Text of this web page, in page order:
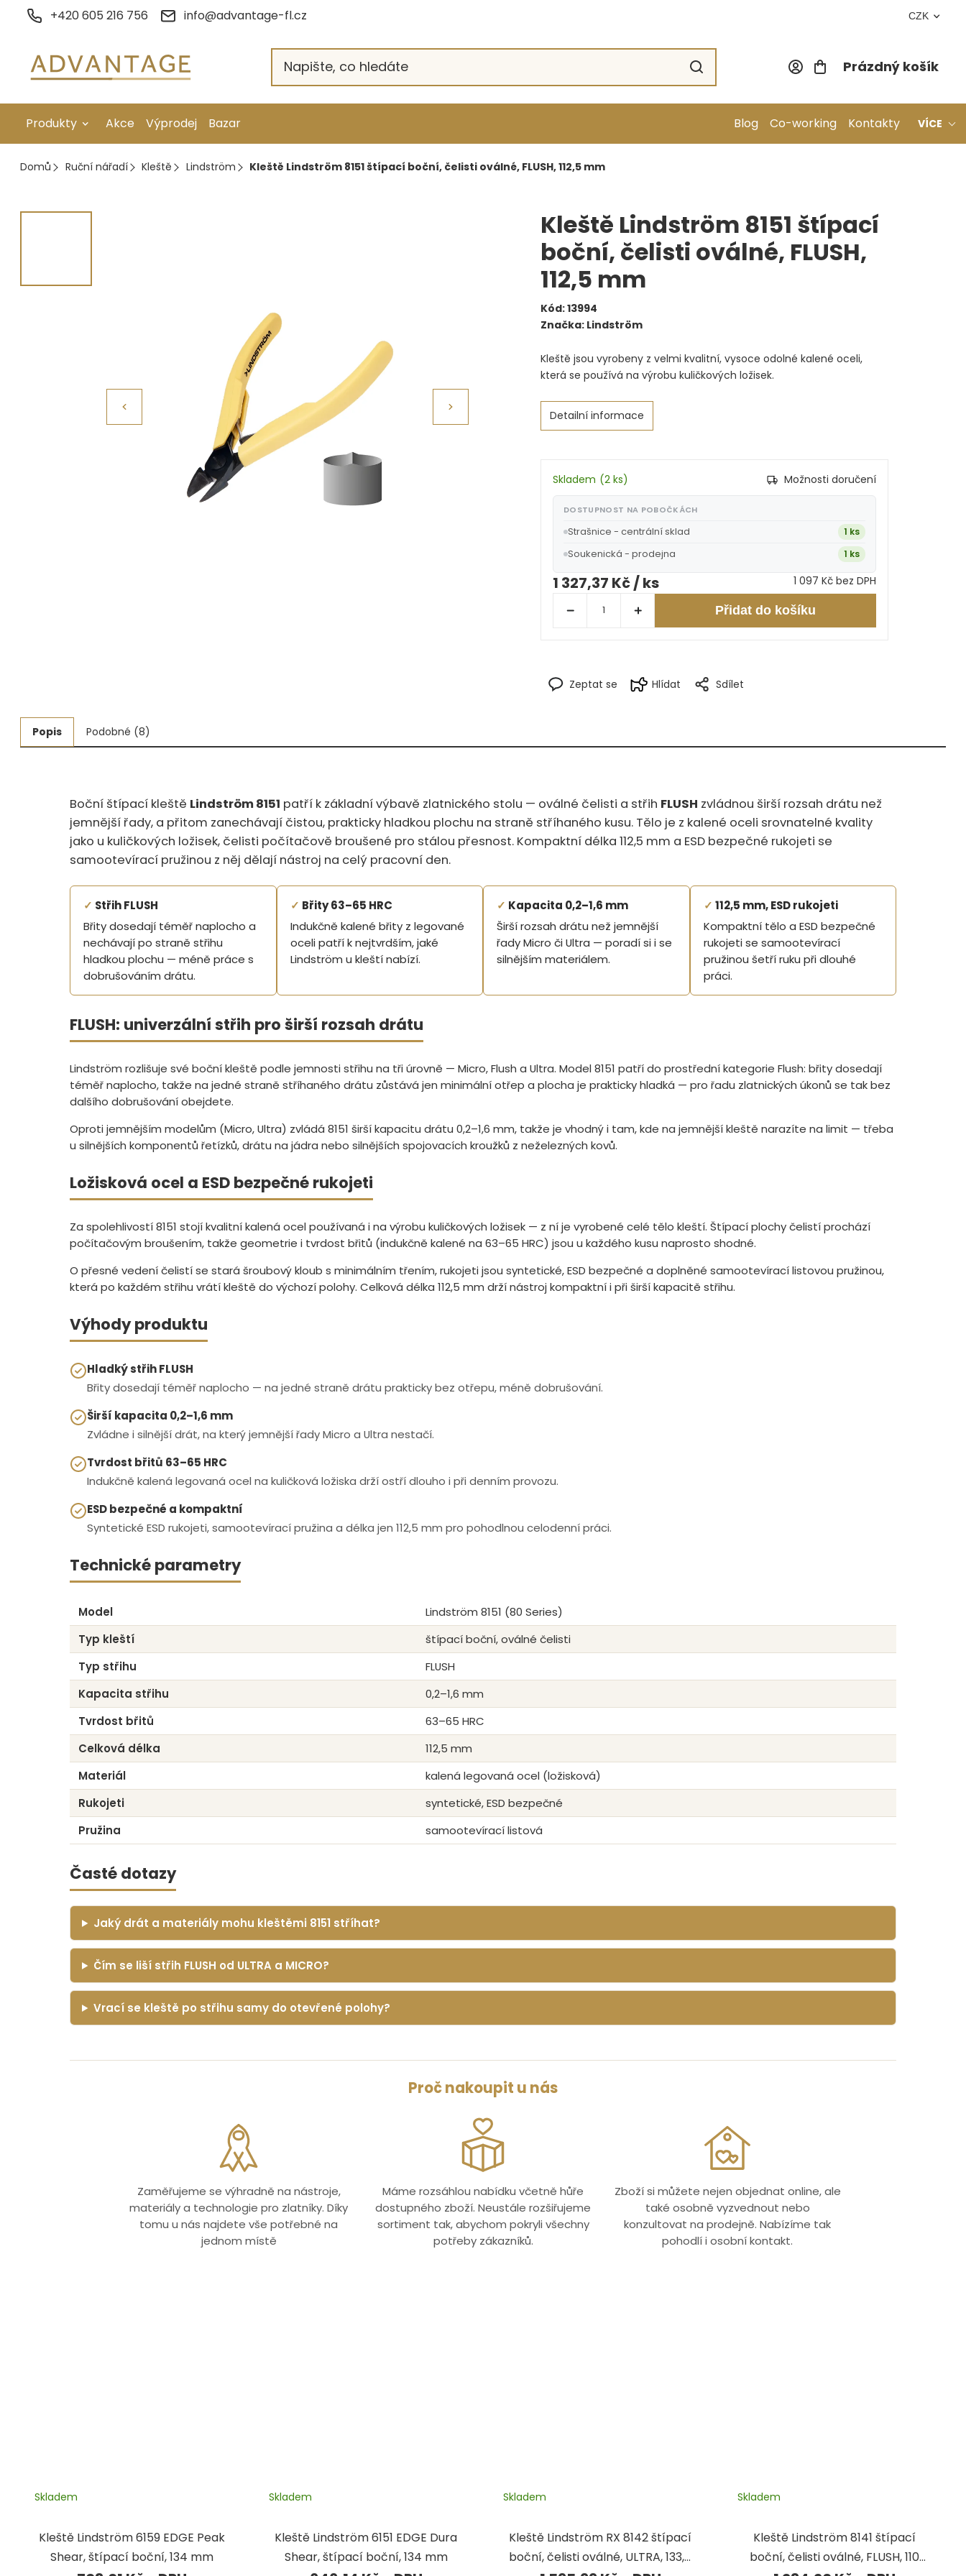
+420 605 216 756 info@advantage-fl.cz CZK
Nákupní
Prázdný košík
Produkty
Galvanické pokovení
Strojní obrábění
Motory, mikromotory, vrtačky
Základní vybavení dílny
3D technologie
Smalty, UV barvy, patiny
Hodinářské potřeby
Akce Výprodej Bazar Blog Co-working Kontakty VÍCE
Domů Ruční nářadí Kleště Lindström Kleště Lindström 8151 štípací boční, čelisti oválné, FLUSH, 112,5 mm
Kleště Lindström 8151 štípací
boční, čelisti oválné, FLUSH,
112,5 mm
Kód:13994
Značka: Lindström
Kleště jsou vyrobeny z velmi kvalitní, vysoce odolné kalené oceli,
která se používá na výrobu kuličkových ložisek.
Detailní informace
Zeptat se Hlídat Sdílet
Skladem (2 ks) Možnosti doručení
DOSTUPNOST NA POBOČKÁCH
Strašnice - centrální sklad 1 ks
Soukenická - prodejna 1 ks
1 327,37 Kč/ ks 1 097 Kč bez DPH
Přidat do košíku
Popis Podobné (8)
Boční štípací kleště Lindström 8151 patří k základní výbavě zlatnického stolu — oválné čelisti a střih FLUSH zvládnou širší rozsah drátu než
jemnější řady, a přitom zanechávají čistou, prakticky hladkou plochu na straně stříhaného kusu. Tělo je z kalené oceli srovnatelné kvality
jako u kuličkových ložisek, čelisti počítačově broušené pro stálou přesnost. Kompaktní délka 112,5 mm a ESD bezpečné rukojeti se
samootevírací pružinou z něj dělají nástroj na celý pracovní den.
✓ Střih FLUSH
Břity dosedají téměř naplocho a
nechávají po straně střihu
hladkou plochu — méně práce s
dobrušováním drátu.
✓ Břity 63–65 HRC
Indukčně kalené břity z legované
oceli patří k nejtvrdším, jaké
Lindström u kleští nabízí.
✓ Kapacita 0,2–1,6 mm
Širší rozsah drátu než jemnější
řady Micro či Ultra — poradí si i se
silnějším materiálem.
✓ 112,5 mm, ESD rukojeti
Kompaktní tělo a ESD bezpečné
rukojeti se samootevírací
pružinou šetří ruku při dlouhé
práci.
FLUSH: univerzální střih pro širší rozsah drátu
Lindström rozlišuje své boční kleště podle jemnosti střihu na tři úrovně — Micro, Flush a Ultra. Model 8151 patří do prostřední kategorie Flush: břity dosedají
téměř naplocho, takže na jedné straně stříhaného drátu zůstává jen minimální otřep a plocha je prakticky hladká — pro řadu zlatnických úkonů se tak bez
dalšího dobrušování obejdete.
Oproti jemnějším modelům (Micro, Ultra) zvládá 8151 širší kapacitu drátu 0,2–1,6 mm, takže je vhodný i tam, kde na jemnější kleště narazíte na limit — třeba
u silnějších komponentů řetízků, drátu na jádra nebo silnějších spojovacích kroužků z neželezných kovů.
Ložisková ocel a ESD bezpečné rukojeti
Za spolehlivostí 8151 stojí kvalitní kalená ocel používaná i na výrobu kuličkových ložisek — z ní je vyrobené celé tělo kleští. Štípací plochy čelistí prochází
počítačovým broušením, takže geometrie i tvrdost břitů (indukčně kalené na 63–65 HRC) jsou u každého kusu naprosto shodné.
O přesné vedení čelistí se stará šroubový kloub s minimálním třením, rukojeti jsou syntetické, ESD bezpečné a doplněné samootevírací listovou pružinou,
která po každém střihu vrátí kleště do výchozí polohy. Celková délka 112,5 mm drží nástroj kompaktní i při širší kapacitě střihu.
Výhody produktu
Hladký střih FLUSH
Břity dosedají téměř naplocho — na jedné straně drátu prakticky bez otřepu, méně dobrušování.
Širší kapacita 0,2–1,6 mm
Zvládne i silnější drát, na který jemnější řady Micro a Ultra nestačí.
Tvrdost břitů 63–65 HRC
Indukčně kalená legovaná ocel na kuličková ložiska drží ostří dlouho i při denním provozu.
ESD bezpečné a kompaktní
Syntetické ESD rukojeti, samootevírací pružina a délka jen 112,5 mm pro pohodlnou celodenní práci.
Technické parametry
Model
Lindström 8151 (80 Series)
Typ kleští
štípací boční, oválné čelisti
Typ střihu
FLUSH
Kapacita střihu
0,2–1,6 mm
Tvrdost břitů
63–65 HRC
Celková délka
112,5 mm
Materiál
kalená legovaná ocel (ložisková)
Rukojeti
syntetické, ESD bezpečné
Pružina
samootevírací listová
Časté dotazy
Jaký drát a materiály mohu kleštěmi 8151 stříhat?
Čím se liší střih FLUSH od ULTRA a MICRO?
Vrací se kleště po střihu samy do otevřené polohy?
Proč nakoupit u nás
Zaměřujeme se výhradně na nástroje,
materiály a technologie pro zlatníky. Díky
tomu u nás najdete vše potřebné na
jednom místě
Máme rozsáhlou nabídku včetně hůře
dostupného zboží. Neustále rozšiřujeme
sortiment tak, abychom pokryli všechny
potřeby zákazníků.
Zboží si můžete nejen objednat online, ale
také osobně vyzvednout nebo
konzultovat na prodejně. Nabízíme tak
pohodlí i osobní kontakt.
Kleště Lindström 6159 EDGE Peak
Shear, štípací boční, 134 mm
Skladem
Kleště Lindström 6151 EDGE Dura
Shear, štípací boční, 134 mm
Skladem
Kleště Lindström RX 8142 štípací
boční, čelisti oválné, ULTRA, 133,5
Skladem
Kleště Lindström 8141 štípací
boční, čelisti oválné, FLUSH, 110
Skladem